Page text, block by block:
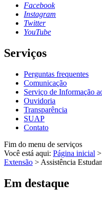
Facebook
Instagram
Twitter
YouTube
Serviços
Perguntas frequentes
Comunicação
Serviço de Informação
Ouvidoria
Transparência
SUAP
Contato
Fim do menu de serviços
Você está aqui: Página inicial >
Extensão > Assistência
Em destaque